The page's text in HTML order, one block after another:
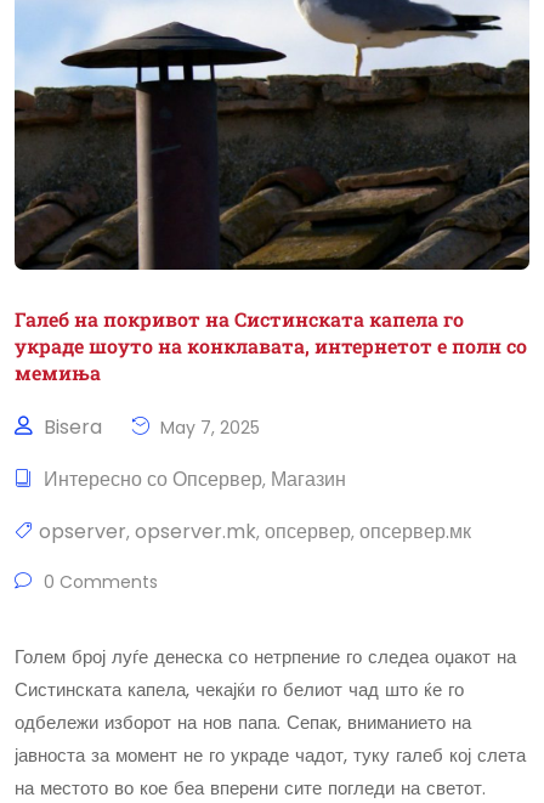
Галеб на покривот на Систинската капела го
украде шоуто на конклавата, интернетот е полн со
мемиња
Bisera May 7, 2025
Интересно со Опсервер, Магазин
opserver, opserver.mk, опсервер, опсервер.мк
0 Comments
Голем број луѓе денеска со нетрпение го следеа оџакот на
Систинската капела, чекајќи го белиот чад што ќе го
одбележи изборот на нов папа. Сепак, вниманието на
јавноста за момент не го украде чадот, туку галеб кој слета
на местото во кое беа вперени сите погледи на светот.